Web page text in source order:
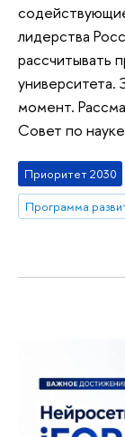
лидерства
рассчитывать
момент.
Совет по
Приоритет 2030
Программа